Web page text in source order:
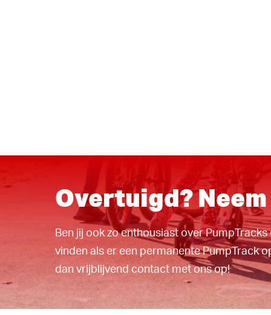
Overtuigd?
Ben jij ook zo enthousiast over
vinden als er een permanente PumpTrack
dan vrijblijvend contact met ons op!